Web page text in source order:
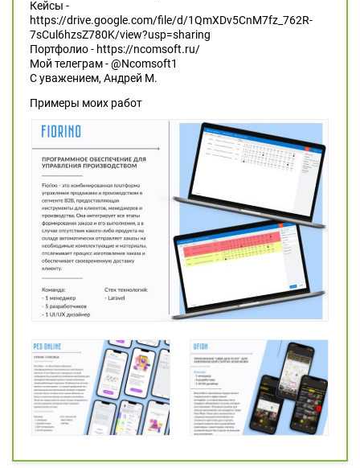
Кейсы -
https://drive.google.com/file/d/1QmXDv5CnM7fz_762R-
7sCul6hzsZ780K/view?usp=sharing
Портфолио - https://ncomsoft.ru/
Мой телеграм - @Ncomsoft1
С уважением, Андрей М.
Примеры моих работ